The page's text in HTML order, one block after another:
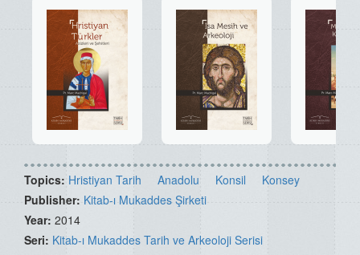
Topics: Hristiyan Tarih Anadolu Konsil
Konsey
Publisher: Kitab-ı Mukaddes Şirketi
Year: 2014
Seri: Kitab-ı Mukaddes Tarih ve Arkeoloji Serisi